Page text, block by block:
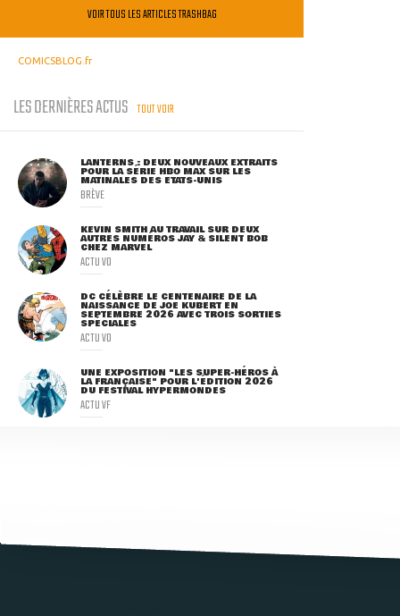
VOIR TOUS LES ARTICLES TRASHBAG
COMICSBLOG.fr
LES DERNIÈRES ACTUS TOUT VOIR
LANTERNS : DEUX NOUVEAUX EXTRAITS
POUR LA SÉRIE HBO MAX SUR LES
MATINALES DES ETATS-UNIS
BRÈVE
KEVIN SMITH AU TRAVAIL SUR DEUX
AUTRES NUMÉROS JAY & SILENT BOB
CHEZ MARVEL
ACTU VO
DC CÉLÈBRE LE CENTENAIRE DE LA
NAISSANCE DE JOE KUBERT EN
SEPTEMBRE 2026 AVEC TROIS SORTIES
SPÉCIALES
ACTU VO
UNE EXPOSITION "LES SUPER-HÉROS À
LA FRANÇAISE" POUR L'ÉDITION 2026
DU FESTIVAL HYPERMONDES
ACTU VF